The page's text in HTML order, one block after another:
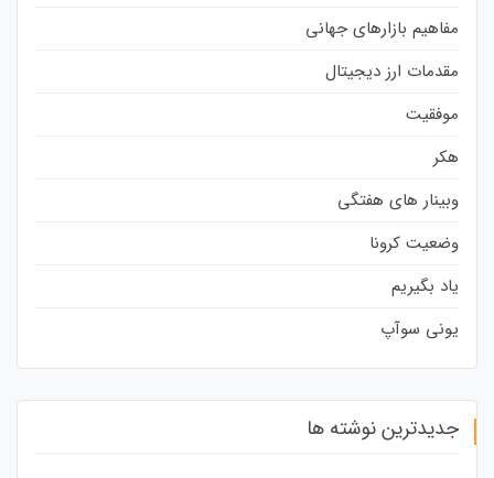
مفاهیم بازارهای جهانی
مقدمات ارز دیجیتال
موفقیت
هکر
وبینار های هفتگی
وضعیت کرونا
یاد بگیریم
یونی سوآپ
جدیدترین نوشته ها